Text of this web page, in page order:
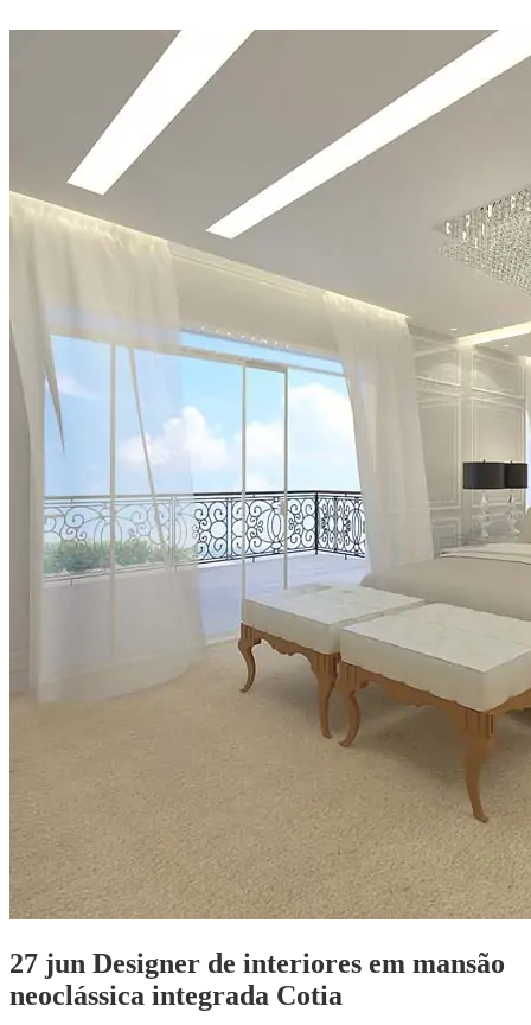
27 jun Designer de interiores em mansão
neoclássica integrada Cotia